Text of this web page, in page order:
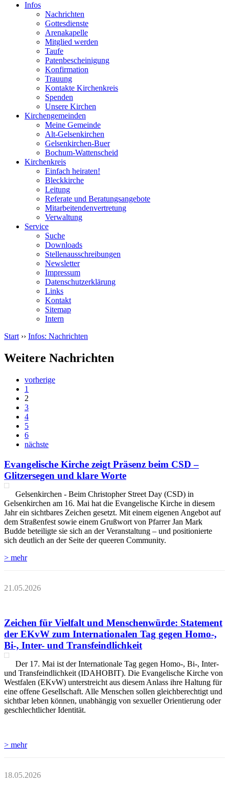
Infos
Nachrichten
Gottesdienste
Arenakapelle
Mitglied werden
Taufe
Patenbescheinigung
Konfirmation
Trauung
Kontakte Kirchenkreis
Spenden
Unsere Kirchen
Kirchengemeinden
Meine Gemeinde
Alt-Gelsenkirchen
Gelsenkirchen-Buer
Bochum-Wattenscheid
Kirchenkreis
Einfach heiraten!
Bleckkirche
Leitung
Referate und Beratungsangebote
Mitarbeitendenvertretung
Verwaltung
Service
Suche
Downloads
Stellenausschreibungen
Newsletter
Impressum
Datenschutzerklärung
Links
Kontakt
Sitemap
Intern
Start ›› Infos: Nachrichten
Weitere Nachrichten
vorherige
1
2
3
4
5
6
nächste
Evangelische Kirche zeigt Präsenz beim CSD –
Glitzersegen und klare Worte
Gelsenkirchen - Beim Christopher Street Day (CSD) in
Gelsenkirchen am 16. Mai hat die Evangelische Kirche in diesem
Jahr ein sichtbares Zeichen gesetzt. Mit einem eigenen Angebot auf
dem Straßenfest sowie einem Grußwort von Pfarrer Jan Mark
Budde beteiligte sie sich an der Veranstaltung – und positionierte
sich deutlich an der Seite der queeren Community.
> mehr
21.05.2026
Zeichen für Vielfalt und Menschenwürde: Statement
der EKvW zum Internationalen Tag gegen Homo-,
Bi-, Inter- und Transfeindlichkeit
Der 17. Mai ist der Internationale Tag gegen Homo-, Bi-, Inter-
und Transfeindlichkeit (IDAHOBIT). Die Evangelische Kirche von
Westfalen (EKvW) unterstreicht aus diesem Anlass ihre Haltung für
eine offene Gesellschaft. Alle Menschen sollen gleichberechtigt und
sichtbar leben können, unabhängig von sexueller Orientierung oder
geschlechtlicher Identität.
> mehr
18.05.2026